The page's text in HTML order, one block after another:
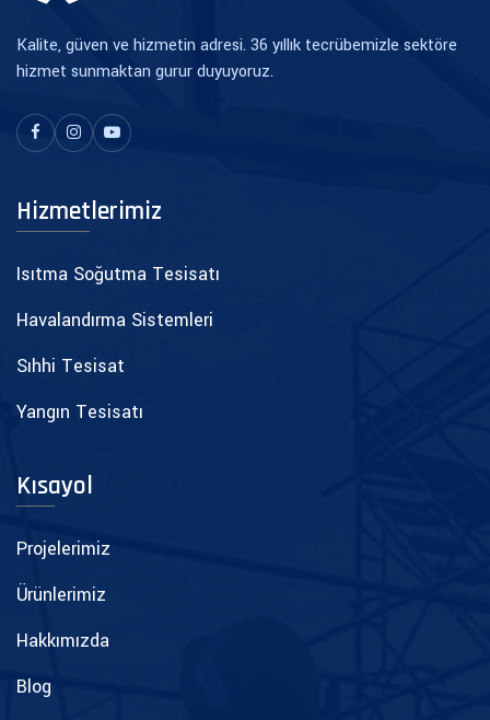
Kalite, güven ve hizmetin adresi. 36 yıllık tecrübemizle sektöre
hizmet sunmaktan gurur duyuyoruz.
Hizmetlerimiz
Isıtma Soğutma Tesisatı
Havalandırma Sistemleri
Sıhhi Tesisat
Yangın Tesisatı
Kısayol
Projelerimiz
Ürünlerimiz
Hakkımızda
Blog